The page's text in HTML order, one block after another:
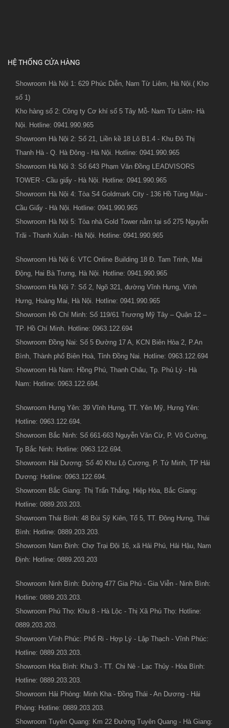
HỆ THỐNG CỬA HÀNG
Showroom Hà Nội 1: 629 Phúc Diễn, Nam Từ Liêm, Hà Nội.( Kho
số 1)
Kho hàng số 2: Công ty Cơ khí số 5 Tây Mỗ- Nam Từ Liêm- Hà
Nội. Hotline: 0941.990.965
Showroom Hà Nội 2: Số 21, Liền kề 18 Lô B1.4 - Khu Đô Thị
Thanh Hà - Q. Hà Đông - Hà Nội. Hotline: 0941.990.965
Showroom Hà Nội 3: Số 643 Phạm Văn Đồng LEADVISORS
TOWER - Cầu giấy - Hà Nội. Hotline: 0941.990.965
Showroom Hà Nội 4: Tòa S4 Goldmark City - 136 Hồ Tùng Mậu -
Cầu Giấy - Hà Nội. Hotline: 0941.990.965
Showroom Hà Nội 5: Tòa nhà Gold Tower nằm tại số 275 Nguyễn
Trãi - Thanh Xuân - Hà Nội. Hotline: 0941.990.965
Showroom Hà Nội 6: VTC Online Building 18 Đ. Tam Trinh, Mai
Động, Hai Bà Trưng, Hà Nội. Hotline: 0941.990.965
Showroom Hà Nội 7: Số 2, Ngõ 321, đường Vĩnh Hưng, Vĩnh
Hưng, Hoàng Mai, Hà Nội. Hotline: 0941.990.965
Showroom Hồ Chí Minh: Số 119/61 Trương Mỹ Tây – Quận 12 –
TP. Hồ Chí Minh. Hotline: 0963.122.694
Showroom Đồng Nai: Số 5 Đường 17 A, KCN Biên Hòa 2, P.An
Bình, Thành phố Biên Hoà, Tỉnh Đồng Nai. Hotline: 0963.122.694
Showroom Hà Nam: Hồng Phú, Thanh Châu, Tp. Phủ Lý - Hà
Nam: Hotline: 0963.122.694.
Showroom Hưng Yên: 39 Vĩnh Hưng, TT. Yên Mỹ, Hưng Yên:
Hotline: 0963.122.694.
Showroom Bắc Ninh: Số 661-663 Nguyễn Văn Cừ, P. Võ Cường,
Tp Bắc Ninh: Hotline: 0963.122.694.
Showroom Hải Dương: Số 40 Khu Lộ Cương, P. Tứ Minh, TP Hải
Dương: Hotline: 0963.122.694.
Showroom Bắc Giang: Thị Trấn Thắng, Hiệp Hòa, Bắc Giang:
Hotline: 0889.203.203.
Showroom Thái Bình: 48 Bùi Sỹ Kiên, Tổ 5, TT. Đông Hưng, Thái
Bình: Hotline: 0889.203.203.
Showroom Nam Định: Chợ Trại Đội 16, xã Hải Phú, Hải Hậu, Nam
Định: Hotline: 0889.203.203
Showroom Ninh Bình: Đường 477 Gia Phú - Gia Viễn - Ninh Bình:
Hotline: 0889.203.203.
Showroom Phú Thọ: Khu 8 - Hà Lộc - Thị Xã Phú Thọ: Hotline:
0889.203.203.
Showroom Vĩnh Phúc: Phố Ri - Hợp Lý - Lập Thạch - Vĩnh Phúc:
Hotline: 0889.203.203.
Showroom Hòa Bình: Khu 3 - TT. Chi Nê - Lạc Thủy - Hòa Bình:
Hotline: 0889.203.203.
Showroom Hải Phòng: Minh Kha - Đồng Thái - An Dương - Hải
Phòng: Hotline: 0889.203.203.
Showroom Tuyên Quang: Km 22 Đường Tuyên Quang - Hà Giang: